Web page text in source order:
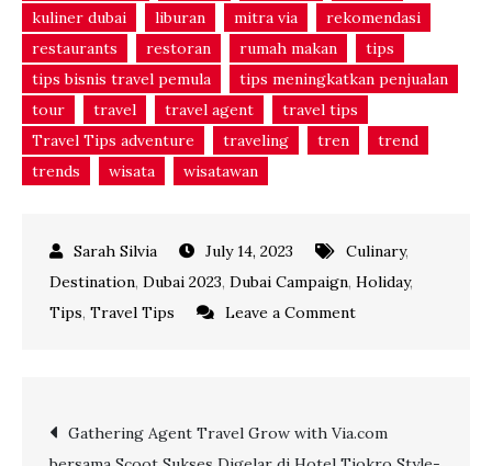
kuliner dubai
liburan mitra via
rekomendasi
restaurants
restoran rumah makan
tips
tips bisnis travel pemula
tips meningkatkan penjualan
tour
travel travel agent
travel tips
Travel Tips adventure
traveling tren
trend
trends
wisata wisatawan
July 14, 2023 Culinary,
Destination, Dubai 2023, Dubai Campaign, Holiday,
Tips, Travel Tips Leave a Commenton
Super
Post
Gathering Agent Travel Grow with Via.com